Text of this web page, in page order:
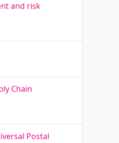
and risk
Chain
Postal